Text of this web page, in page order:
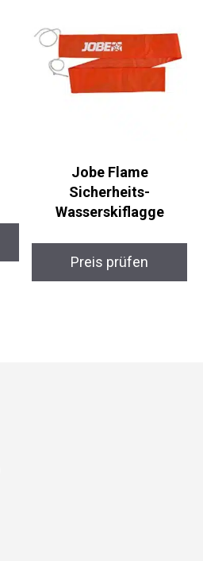
Jobe Flame
Sicherheits-
Wasserskiflagge
Preis prüfen